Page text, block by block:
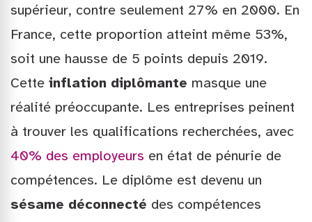
supérieur, contre seulement 27% en 2000. En
France, cette proportion atteint même 53%,
soit une hausse de 5 points depuis 2019.
Cette inflation diplômante masque une
réalité préoccupante. Les entreprises peinent
à trouver les qualifications recherchées, avec
40% des employeurs en état de pénurie de
compétences. Le diplôme est devenu un
sésame déconnecté des compétences